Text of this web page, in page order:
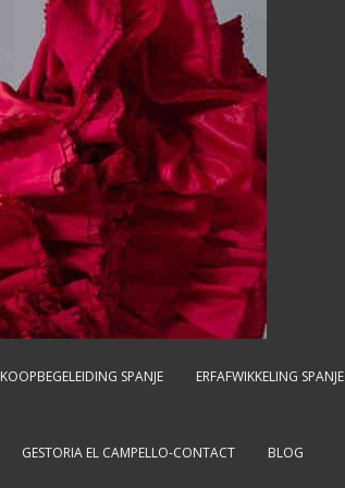
KOOPBEGELEIDING SPANJE ERFAFWIKKELING SPANJE
GESTORIA EL CAMPELLO-CONTACT BLOG